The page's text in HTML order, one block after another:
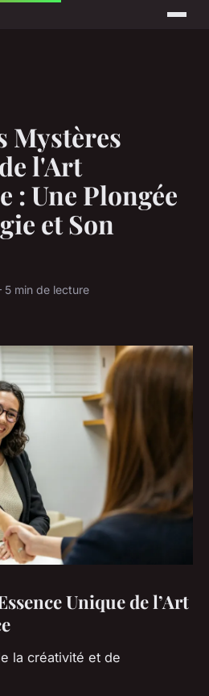
Mystères
l'Art
: Une Plongée
et Son
min de lecture
Unique de l’Art
la créativité et de